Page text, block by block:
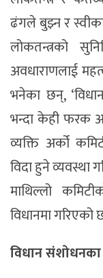
ढंगले बुझ्न र
लोकतन्त्रको
अवधाराणलाई
भनेका छन्,
भन्दा केही फरक
व्यक्ति अर्को
विदा हुने व्यवस्था
माथिल्लो
विधानमा गरिएको
विधान